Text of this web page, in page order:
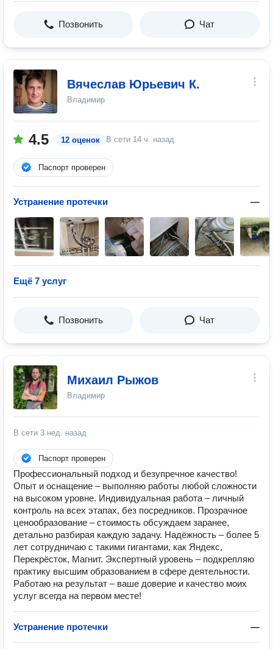
Позвонить Чат
Вячеслав Юрьевич К.
Владимир
4.5 12 оценок В сети 14 ч. назад
Паспорт проверен
Устранение протечки —
Ещё 7 услуг
Позвонить Чат
Михаил Рыжов
Владимир
В сети 3 нед. назад
Паспорт проверен
Профессиональный подход и безупречное качество!
Опыт и оснащение – выполняю работы любой сложности
на высоком уровне. Индивидуальная работа – личный
контроль на всех этапах, без посредников. Прозрачное
ценообразование – стоимость обсуждаем заранее,
детально разбирая каждую задачу. Надёжность – более 5
лет сотрудничаю с такими гигантами, как Яндекс,
Перекрёсток, Магнит. Экспертный уровень – подкрепляю
практику высшим образованием в сфере деятельности.
Работаю на результат – ваше доверие и качество моих
услуг всегда на первом месте!
Устранение протечки —